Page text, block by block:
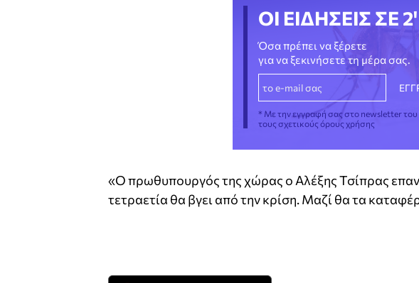
ΟΙ ΕΙΔΗΣΕΙΣ ΣΕ 2'
Όσα πρέπει να ξέρετε
για να ξεκινήσετε τη μέρα σας.
* Με την εγγραφή σας στο newsletter του
τους σχετικούς όρους χρήσης
«Ο πρωθυπουργός της χώρας ο Αλέξης Τσίπρας
τετραετία θα βγει από την κρίση. Μαζί θα τα